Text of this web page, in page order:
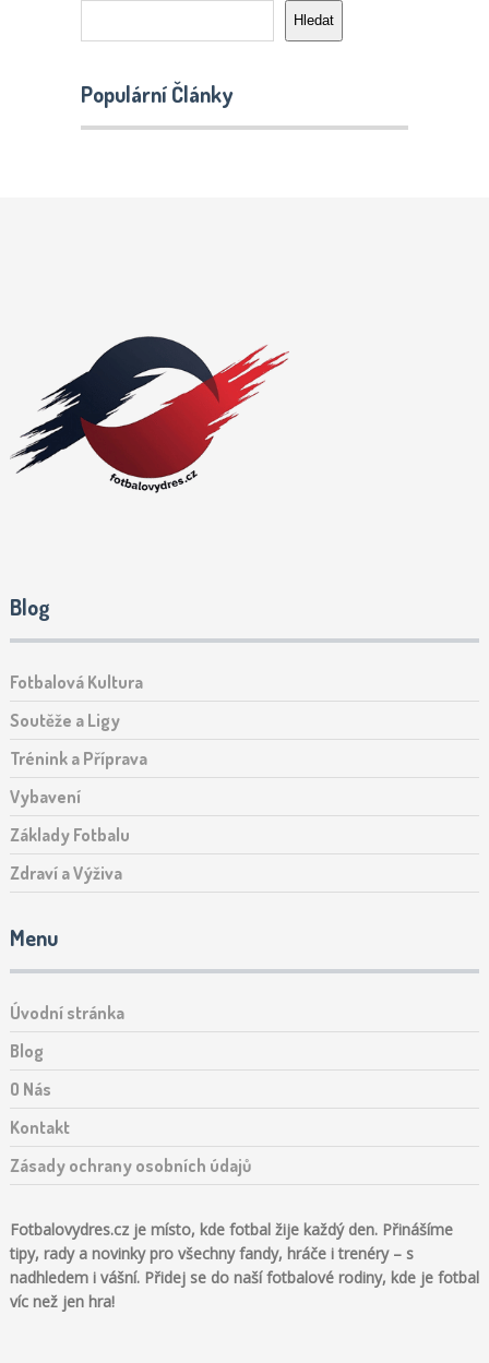
Hledat
Populární Články
Blog
Fotbalová Kultura
Soutěže a Ligy
Trénink a Příprava
Vybavení
Základy Fotbalu
Zdraví a Výživa
Menu
Úvodní stránka
Blog
O Nás
Kontakt
Zásady ochrany osobních údajů
Fotbalovydres.cz je místo, kde fotbal žije každý den. Přinášíme
tipy, rady a novinky pro všechny fandy, hráče i trenéry – s
nadhledem i vášní. Přidej se do naší fotbalové rodiny, kde je fotbal
víc než jen hra!